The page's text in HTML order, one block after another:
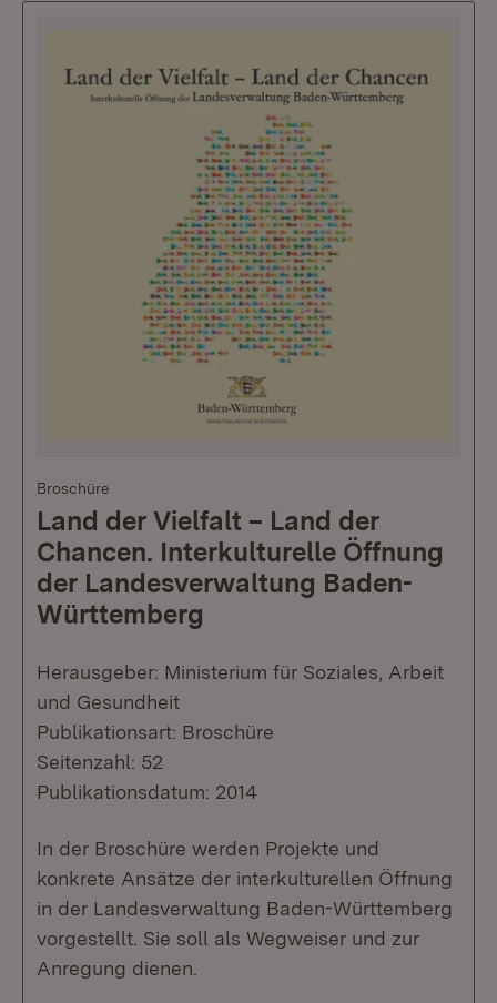
Broschüre
Land der Vielfalt – Land der
Chancen. Interkulturelle Öffnung
der Landesverwaltung Baden-
Württemberg
Herausgeber: Ministerium für Soziales, Arbeit
und Gesundheit
Publikationsart: Broschüre
Seitenzahl: 52
Publikationsdatum: 2014
In der Broschüre werden Projekte und
konkrete Ansätze der interkulturellen Öffnung
in der Landesverwaltung Baden-Württemberg
vorgestellt. Sie soll als Wegweiser und zur
Anregung dienen.